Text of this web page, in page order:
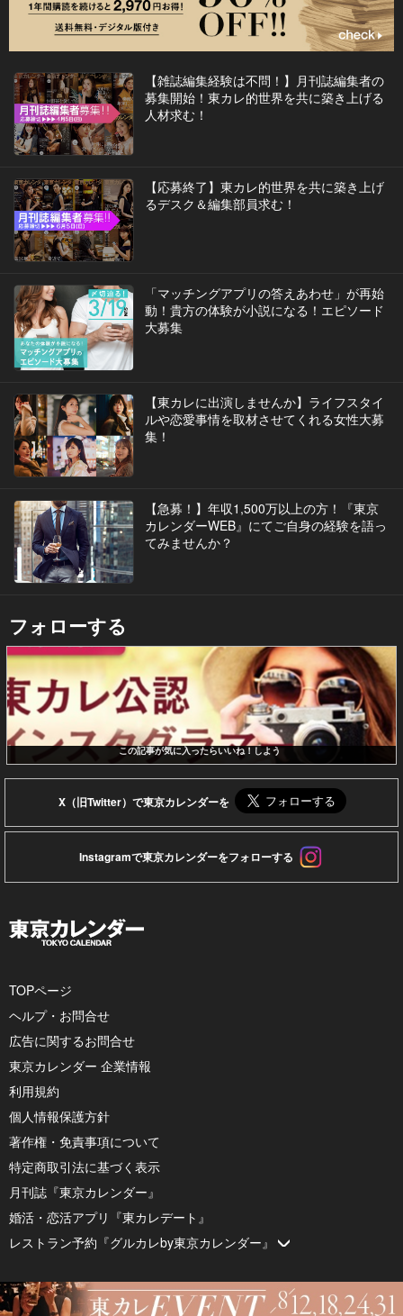
【雑誌編集経験は不問！】月刊誌編集者の
募集開始！東カレ的世界を共に築き上げる
人材求む！
【応募終了】東カレ的世界を共に築き上げ
るデスク＆編集部員求む！
「マッチングアプリの答えあわせ」が再始
動！貴方の体験が小説になる！エピソード
大募集
【東カレに出演しませんか】ライフスタイ
ルや恋愛事情を取材させてくれる女性大募
集！
【急募！】年収1,500万以上の方！『東京
カレンダーWEB』にてご自身の経験を語っ
てみませんか？
フォローする
この記事が気に入ったらいいね！しよう
X（旧Twitter）で東京カレンダーを
Instagramで東京カレンダーをフォローする
TOPページ
ヘルプ・お問合せ
広告に関するお問合せ
東京カレンダー 企業情報
利用規約
個人情報保護方針
著作権・免責事項について
特定商取引法に基づく表示
月刊誌『東京カレンダー』
婚活・恋活アプリ『東カレデート』
レストラン予約『グルカレby東京カレンダー』